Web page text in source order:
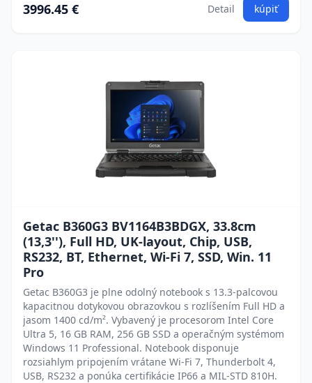
3996.45 € Detail kúpiť
Getac B360G3 BV1164B3BDGX, 33.8cm
(13,3''), Full HD, UK-layout, Chip, USB,
RS232, BT, Ethernet, Wi-Fi 7, SSD, Win. 11
Pro
Getac B360G3 je plne odolný notebook s 13.3-palcovou
kapacitnou dotykovou obrazovkou s rozlíšením Full HD a
jasom 1400 cd/m². Vybavený je procesorom Intel Core
Ultra 5, 16 GB RAM, 256 GB SSD a operačným systémom
Windows 11 Professional. Notebook disponuje
rozsiahlym pripojením vrátane Wi-Fi 7, Thunderbolt 4,
USB, RS232 a ponúka certifikácie IP66 a MIL-STD 810H.